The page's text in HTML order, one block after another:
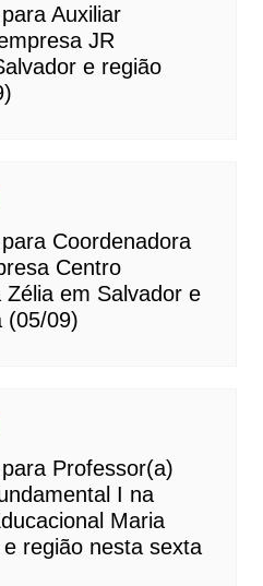
Auxiliar
JR
e região
Coordenadora
Centro
Zélia em Salvador e
(05/09)
Professor(a)
I na
Maria
região nesta sexta